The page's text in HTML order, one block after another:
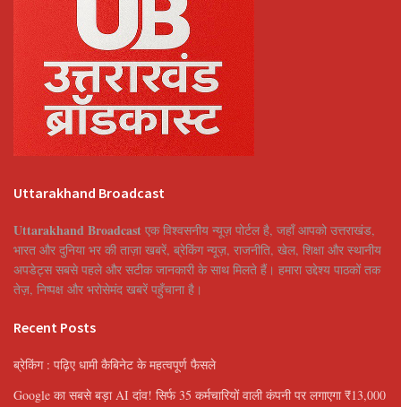
Uttarakhand Broadcast
Uttarakhand Broadcast एक विश्वसनीय न्यूज़ पोर्टल है, जहाँ आपको उत्तराखंड,
भारत और दुनिया भर की ताज़ा खबरें, ब्रेकिंग न्यूज़, राजनीति, खेल, शिक्षा और स्थानीय
अपडेट्स सबसे पहले और सटीक जानकारी के साथ मिलते हैं। हमारा उद्देश्य पाठकों तक
तेज़, निष्पक्ष और भरोसेमंद खबरें पहुँचाना है।
Recent Posts
ब्रेकिंग : पढ़िए धामी कैबिनेट के महत्वपूर्ण फैसले
Google का सबसे बड़ा AI दांव! सिर्फ 35 कर्मचारियों वाली कंपनी पर लगाएगा ₹13,000